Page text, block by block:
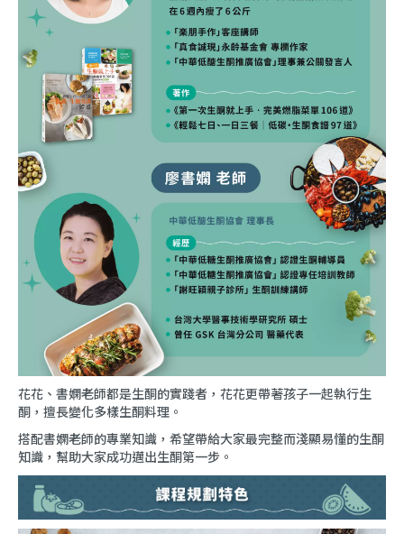
花花、書嫻老師都是生酮的實踐者，花花更帶著孩子一起執行生
酮，擅長變化多樣生酮料理。
搭配書嫻老師的專業知識，希望帶給大家最完整而淺顯易懂的生酮
知識，幫助大家成功邁出生酮第一步。